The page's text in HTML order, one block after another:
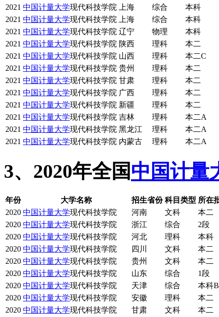
2021 中国计量大学现代科技学院 上海 综合
本科
2021 中国计量大学现代科技学院 上海 综合
本科
2021 中国计量大学现代科技学院 辽宁 物理
本科
2021 中国计量大学现代科技学院 陕西 理科
本二
2021 中国计量大学现代科技学院 山西 理科
本二C
2021 中国计量大学现代科技学院 贵州 理科
本二
2021 中国计量大学现代科技学院 甘肃 理科
本二
2021 中国计量大学现代科技学院 广西 理科
本二
2021 中国计量大学现代科技学院 新疆 理科
本二
2021 中国计量大学现代科技学院 吉林 理科
本二A
2021 中国计量大学现代科技学院 黑龙江 理科
本二A
2021 中国计量大学现代科技学院 内蒙古 理科 本二A
3、2020年全国中国计量
年份 大学名称 招生省份 科目类型 所在
2020 中国计量大学现代科技学院 河南 文科
本二
2020 中国计量大学现代科技学院 浙江 综合
2段
2020 中国计量大学现代科技学院 河北 理科
本科
2020 中国计量大学现代科技学院 四川 文科
本二
2020 中国计量大学现代科技学院 贵州 文科
本二
2020 中国计量大学现代科技学院 山东 综合
1段
2020 中国计量大学现代科技学院 天津 综合
本科B
2020 中国计量大学现代科技学院 安徽 理科
本二
2020 中国计量大学现代科技学院 甘肃 文科
本二